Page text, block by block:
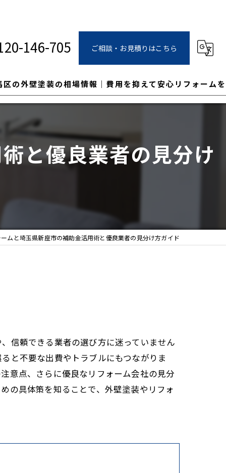
146-705 ご相談・お見積りはこちら
区の外壁塗装の相場情報｜費用を抑えて安心リフォームを
と優良業者の見分け
ムと埼玉県新座市の補助金活用術と優良業者の見分け方ガイド
信頼できる業者の選び方に迷っていません
と不要な出費やトラブルにもつながりま
意点、さらに優良なリフォーム会社の見分
の具体策を知ることで、外壁塗装やリフォ